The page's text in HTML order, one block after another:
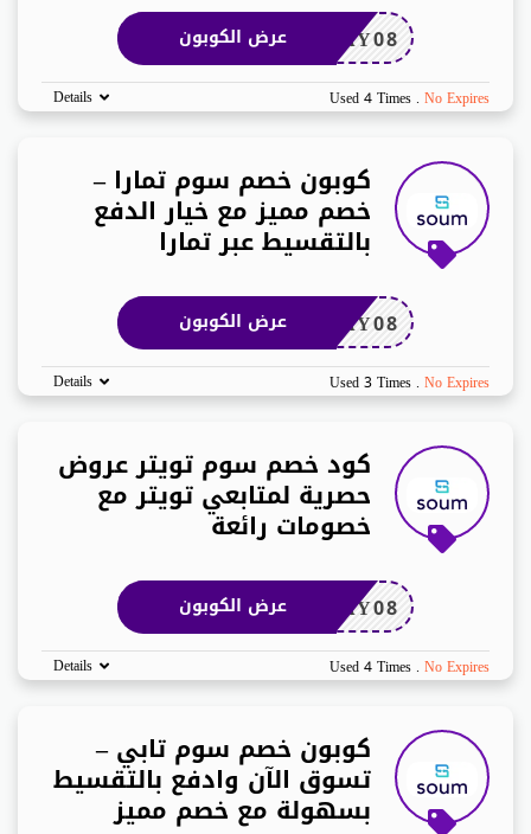
AY08 عرض الكوبون
Used 4 Times . No Expires
Details
كوبون خصم سوم تمارا –
خصم مميز مع خيار الدفع
بالتقسيط عبر تمارا
AY08 عرض الكوبون
Used 3 Times . No Expires
Details
كود خصم سوم تويتر عروض
حصرية لمتابعي تويتر مع
خصومات رائعة
AY08 عرض الكوبون
Used 4 Times . No Expires
Details
كوبون خصم سوم تابي –
تسوق الآن وادفع بالتقسيط
بسهولة مع خصم مميز